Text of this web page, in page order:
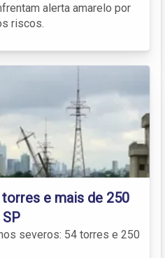
alerta amarelo por
riscos.
e mais de 250
severos: 54 torres e 250